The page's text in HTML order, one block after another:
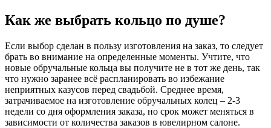
Как же выбрать кольцо по душе?
Если выбор сделан в пользу изготовления на заказ, то следует
брать во внимание на определенные моменты. Учтите, что
новые обручальные кольца вы получите не в тот же день, так
что нужно заранее всё распланировать во избежание
неприятных казусов перед свадьбой. Среднее время,
затрачиваемое на изготовление обручальных колец – 2-3
недели со дня оформления заказа, но срок может меняться в
зависимости от количества заказов в ювелирном салоне.